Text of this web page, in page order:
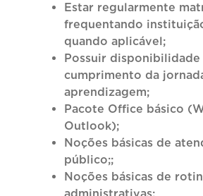
Estar regularmente
frequentando
quando aplicável;
Possuir disponibilidade
cumprimento da
aprendizagem;
Pacote Office básico
Outlook);
Noções básicas de
público;;
Noções básicas de